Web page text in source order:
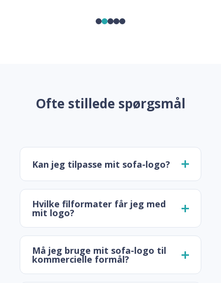
Ofte stillede spørgsmål
Kan jeg tilpasse mit sofa-logo?
Hvilke filformater får jeg med
mit logo?
Må jeg bruge mit sofa-logo til
kommercielle formål?